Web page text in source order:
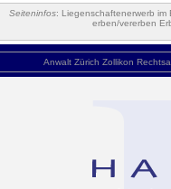
Seiteninfos: Liegenschaftenerwerb im
erben/vererben
Anwalt Zürich Zollikon